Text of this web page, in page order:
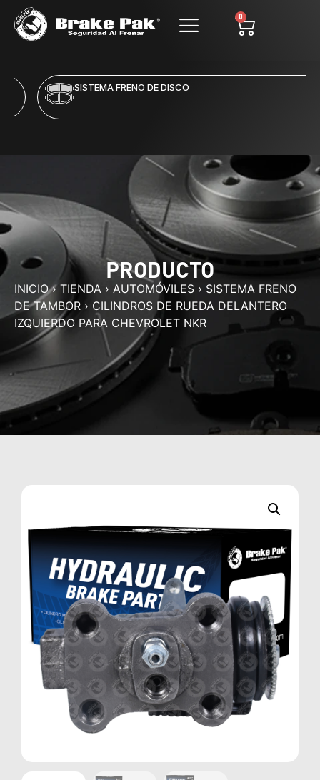
0
SISTEMA FRENO DE DISCO
PRODUCTO
INICIO› TIENDA › AUTOMÓVILES › SISTEMA FRENO
DE TAMBOR › CILINDROS DE RUEDA DELANTERO
IZQUIERDO PARA CHEVROLET NKR